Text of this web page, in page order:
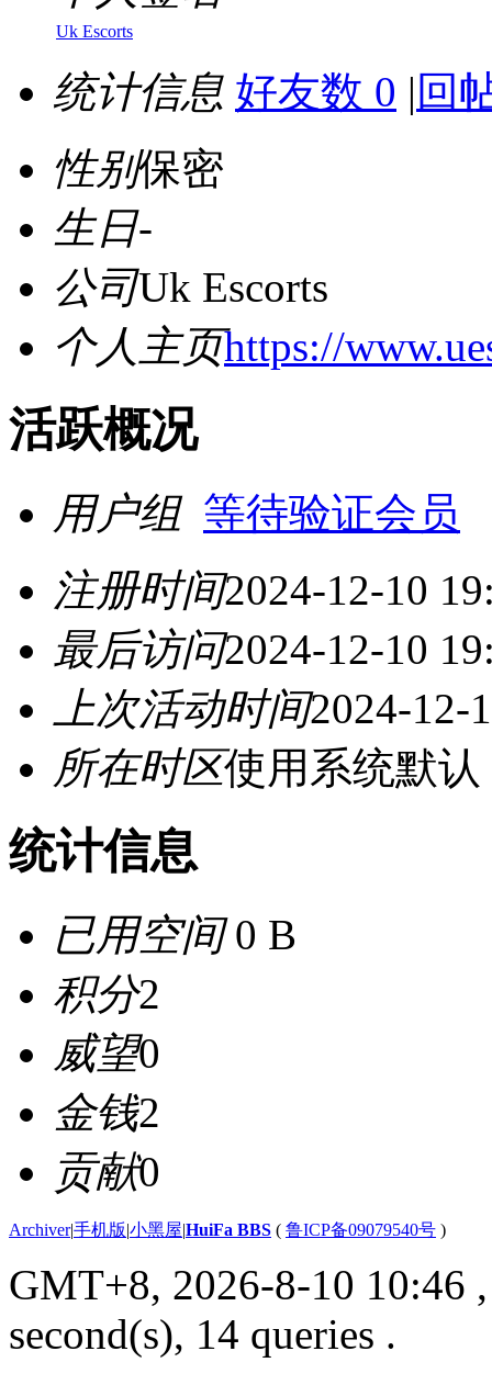
Uk Escorts
统计信息 好友数 0 | 回
性别保密
生日-
公司Uk Escorts
个人主页https://
活跃概况
用户组 等待验证会员
注册时间2024-12-10
最后访问2024-12-10
上次活动时间2024-12-
所在时区使用系统默认
统计信息
已用空间0 B
积分2
威望0
金钱2
贡献0
Archiver|手机版|小黑屋|HuiFa BBS ( 鲁ICP备09079540号 )
GMT+8, 2026-8-10 10:46
second(s), 14 queries .